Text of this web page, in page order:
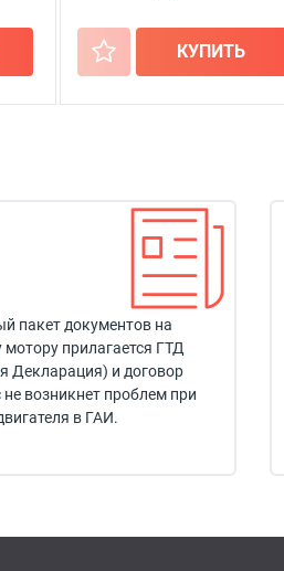
+ КУПИТЬ
пакет документов на
прилагается ГТД
Декларация) и договор
возникнет проблем при
в ГАИ.